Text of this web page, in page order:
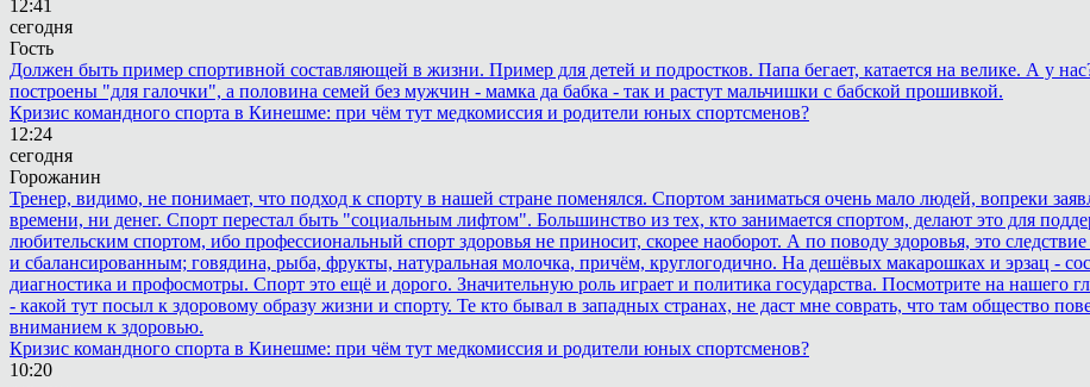
12:41
сегодня
Гость
Должен быть пример спортивной составляющей в жизни. Пример для детей и подростков. Папа бегает, катается на велике. А у
построены "для галочки", а половина семей без мужчин - мамка да бабка - так и растут мальчишки с бабской прошивкой.
Кризис командного спорта в Кинешме: при чём тут медкомиссия и родители юных спортсменов?
12:24
сегодня
Горожанин
Тренер, видимо, не понимает, что подход к спорту в нашей стране поменялся. Спортом заниматься очень мало людей, вопреки
времени, ни денег. Спорт перестал быть "социальным лифтом". Большинство из тех, кто занимается спортом, делают это для
любительским спортом, ибо профессиональный спорт здоровья не приносит, скорее наоборот. А по поводу здоровья, это
и сбалансированным; говядина, рыба, фрукты, натуральная молочка, причём, круглогодично. На дешёвых макарошках и эрзац -
диагностика и профосмотры. Спорт это ещё и дорого. Значительную роль играет и политика государства. Посмотрите на нашего
- какой тут посыл к здоровому образу жизни и спорту. Те кто бывал в западных странах, не даст мне соврать, что там общество
вниманием к здоровью.
Кризис командного спорта в Кинешме: при чём тут медкомиссия и родители юных спортсменов?
10:20